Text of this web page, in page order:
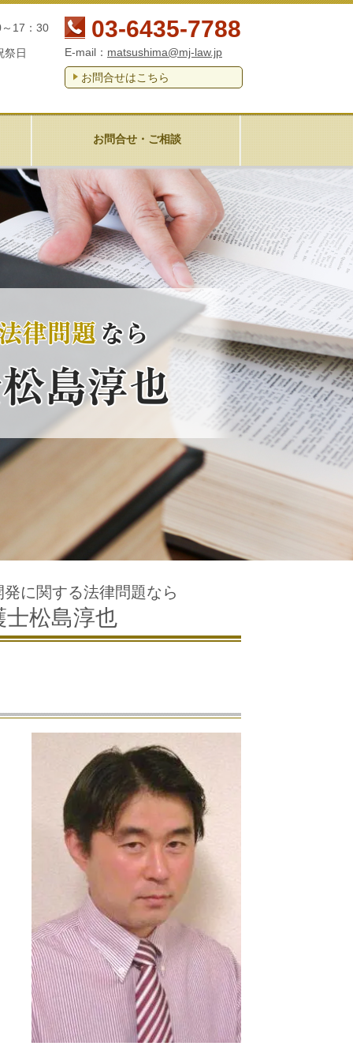
17：30
祭日
03-6435-7788
E-mail： matsushima@mj-law.jp
お問合せはこちら
お問合せ・ご相談
に関する法律問題なら
士松島淳也